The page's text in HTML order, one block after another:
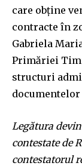
care obține
contracte în
Gabriela
Primăriei
structuri
Legătura
contestate de
contestatorul